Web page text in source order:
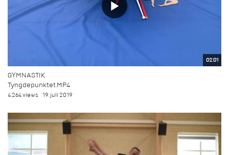
02:01
GYMNASTIK
Tyngdepunktet.MP4
4.264 views 19. juli 2019